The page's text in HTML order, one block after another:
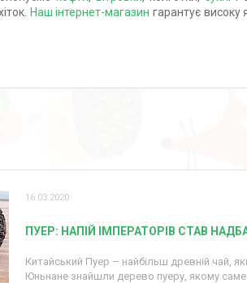
Наш інтернет-магазин гарантує високу
16.03.2020
ПУЕР: НАПІЙ ІМПЕРАТОРІВ СТАВ
Китайський Пуер – найбільш древній чай,
Юньнане знайшли дерево пуеру, якому саме